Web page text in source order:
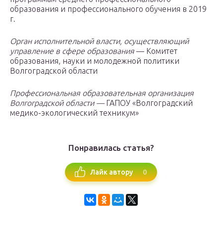
образования и профессионального обучения в 2019
г.
Орган исполнительной власти, осуществляющий
управление в сфере образования — Комитет
образования, науки и молодежной политики
Волгоградской области
Профессиональная образовательная организация
Волгоградской области —ГАПОУ «Волгоградский
медико-экологический техникум»
Понравилась статья?
Лайк автору 0